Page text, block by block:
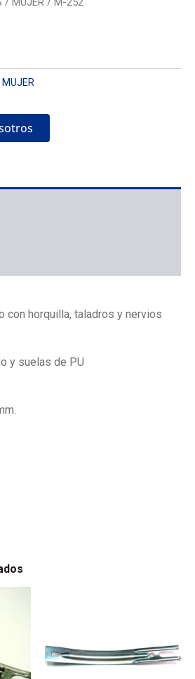
MUJER
con horquilla, taladros y nervios
y suelas de PU